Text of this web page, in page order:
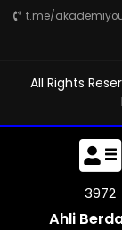
t.me/
All Rights
4356
Ahli